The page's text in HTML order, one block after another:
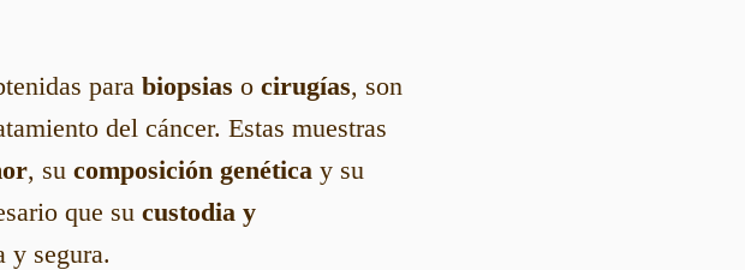
para biopsias o cirugías, son
del cáncer. Estas muestras
, su composición genética y su
que su custodia y
y segura.